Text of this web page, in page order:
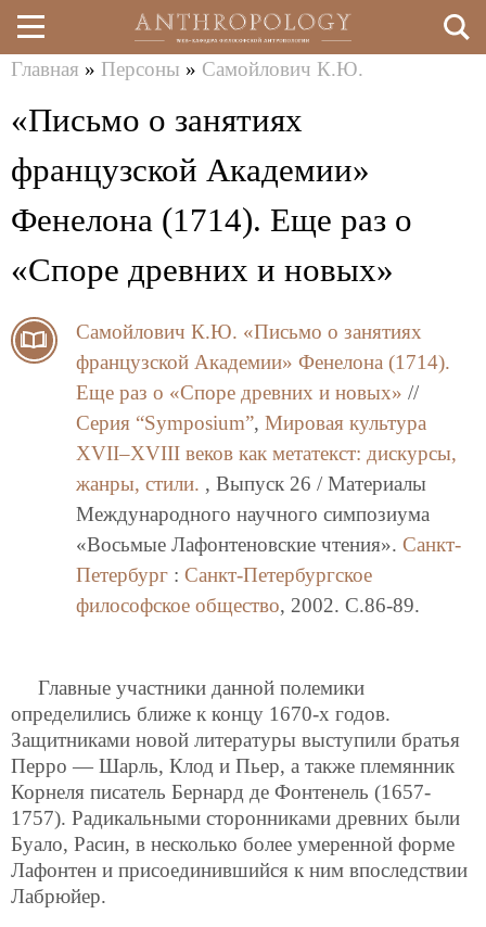
Перейти
к
основному
здесь
Главная » Персоны » Самойлович К.Ю.
«Письмо о занятиях
французской Академии»
Фенелона (1714). Еще раз о
«Споре древних и новых»
Самойлович К.Ю. «Письмо о занятиях
французской Академии» Фенелона (1714).
Еще раз о «Споре древних и новых» //
Серия “Symposium”, Мировая культура
XVII–XVIII веков как метатекст: дискурсы,
жанры, стили. , Выпуск 26 / Материалы
Международного научного симпозиума
«Восьмые Лафонтеновские чтения». Санкт-
Петербург : Санкт-Петербургское
философское общество, 2002. C.86-89.
Главные участники данной полемики
определились ближе к концу 1670-х годов.
Защитниками новой литературы выступили братья
Перро — Шарль, Клод и Пьер, а также племянник
Корнеля писатель Бернард де Фонтенель (1657-
1757). Радикальными сторонниками древних были
Буало, Расин, в несколько более умеренной форме
Лафонтен и присоединившийся к ним впоследствии
Лабрюйер.